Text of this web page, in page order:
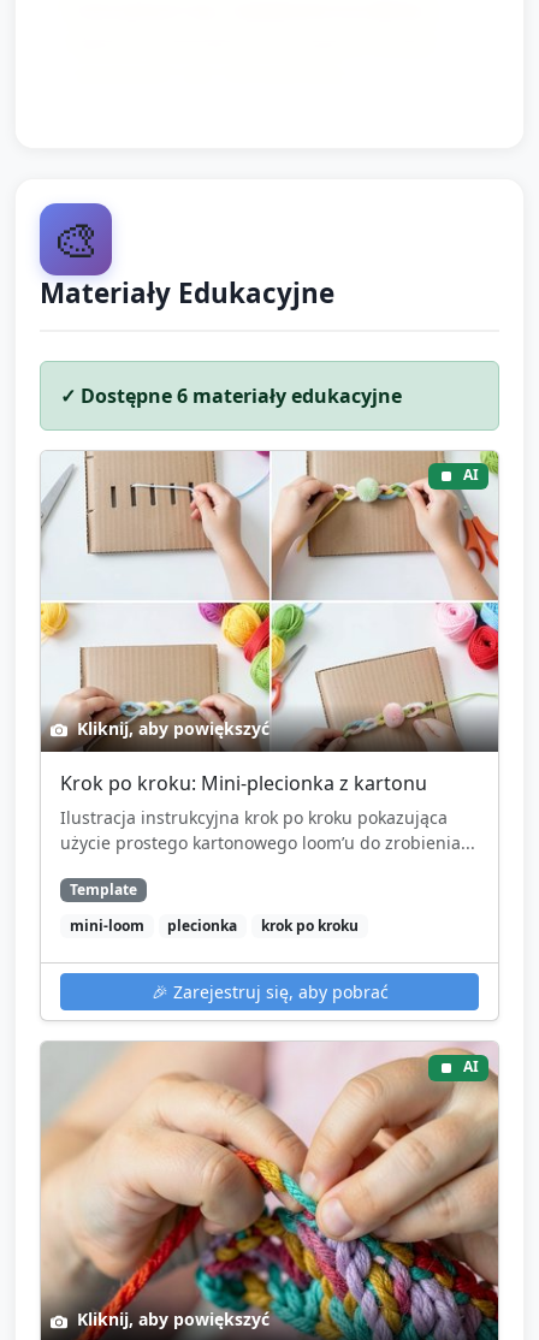
🎨
Materiały Edukacyjne
✓ Dostępne6 materiały edukacyjne
AI
Kliknij, aby powiększyć
Krok po kroku: Mini-plecionka z kartonu
Ilustracja instrukcyjna krok po kroku pokazująca
użycie prostego kartonowego loom’u do zrobienia...
Template
mini-loom
plecionka krok po kroku
🎉 Zarejestruj się, aby pobrać
AI
Kliknij, aby powiększyć